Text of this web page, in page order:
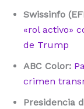
Swissinfo
«rol activo»
de Trump
ABC Color:
crimen
Presidencia